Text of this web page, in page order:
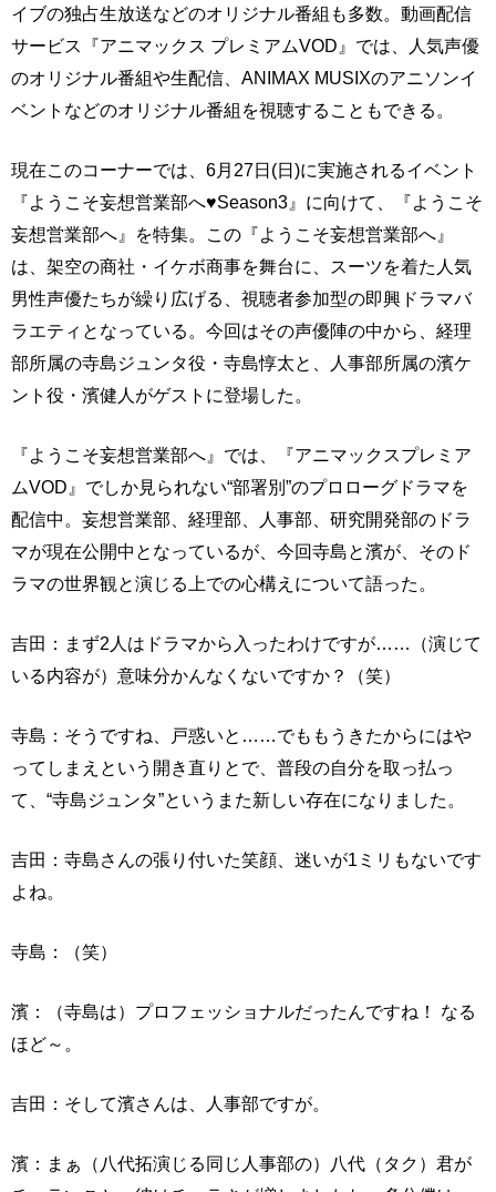
イブの独占生放送などのオリジナル番組も多数。動画配信
サービス『アニマックス プレミアムVOD』では、人気声優
のオリジナル番組や生配信、ANIMAX MUSIXのアニソンイ
ベントなどのオリジナル番組を視聴することもできる。
現在このコーナーでは、6月27日(日)に実施されるイベント
『ようこそ妄想営業部へ♥Season3』に向けて、『ようこそ
妄想営業部へ』を特集。この『ようこそ妄想営業部へ』
は、架空の商社・イケボ商事を舞台に、スーツを着た人気
男性声優たちが繰り広げる、視聴者参加型の即興ドラマバ
ラエティとなっている。今回はその声優陣の中から、経理
部所属の寺島ジュンタ役・寺島惇太と、人事部所属の濱ケ
ント役・濱健人がゲストに登場した。
『ようこそ妄想営業部へ』では、『アニマックスプレミア
ムVOD』でしか見られない“部署別”のプロローグドラマを
配信中。妄想営業部、経理部、人事部、研究開発部のドラ
マが現在公開中となっているが、今回寺島と濱が、そのド
ラマの世界観と演じる上での心構えについて語った。
吉田：まず2人はドラマから入ったわけですが……（演じて
いる内容が）意味分かんなくないですか？（笑）
寺島：そうですね、戸惑いと……でももうきたからにはや
ってしまえという開き直りとで、普段の自分を取っ払っ
て、“寺島ジュンタ”というまた新しい存在になりました。
吉田：寺島さんの張り付いた笑顔、迷いが1ミリもないです
よね。
寺島：（笑）
濱：（寺島は）プロフェッショナルだったんですね！ なる
ほど～。
吉田：そして濱さんは、人事部ですが。
濱：まぁ（八代拓演じる同じ人事部の）八代（タク）君が